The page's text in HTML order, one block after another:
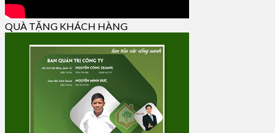
QUÀ TẶNG KHÁCH HÀNG